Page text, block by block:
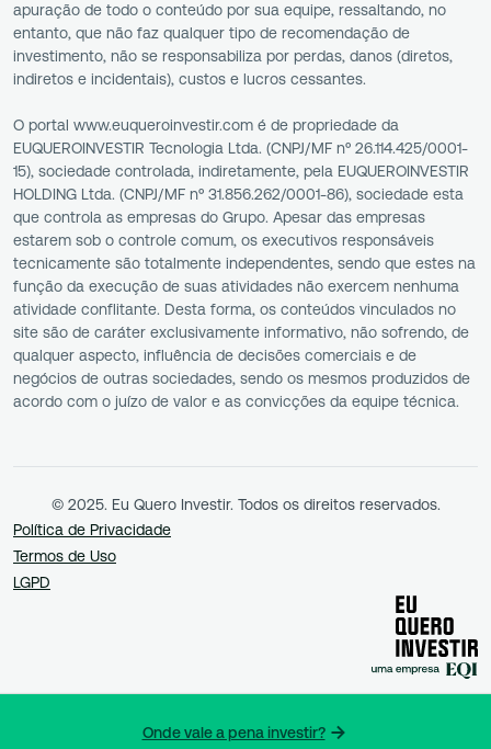
Onde vale a pena investir?
apuração de todo o conteúdo por sua equipe, ressaltando, no
entanto, que não faz qualquer tipo de recomendação de
investimento, não se responsabiliza por perdas, danos (diretos,
indiretos e incidentais), custos e lucros cessantes.
O portal www.euqueroinvestir.com é de propriedade da
EUQUEROINVESTIR Tecnologia Ltda. (CNPJ/MF nº 26.114.425/0001-
15), sociedade controlada, indiretamente, pela EUQUEROINVESTIR
HOLDING Ltda. (CNPJ/MF nº 31.856.262/0001-86), sociedade esta
que controla as empresas do Grupo. Apesar das empresas
estarem sob o controle comum, os executivos responsáveis
tecnicamente são totalmente independentes, sendo que estes na
função da execução de suas atividades não exercem nenhuma
atividade conflitante. Desta forma, os conteúdos vinculados no
site são de caráter exclusivamente informativo, não sofrendo, de
qualquer aspecto, influência de decisões comerciais e de
negócios de outras sociedades, sendo os mesmos produzidos de
acordo com o juízo de valor e as convicções da equipe técnica.
© 2025. Eu Quero Investir. Todos os direitos reservados.
Política de Privacidade
Termos de Uso
LGPD